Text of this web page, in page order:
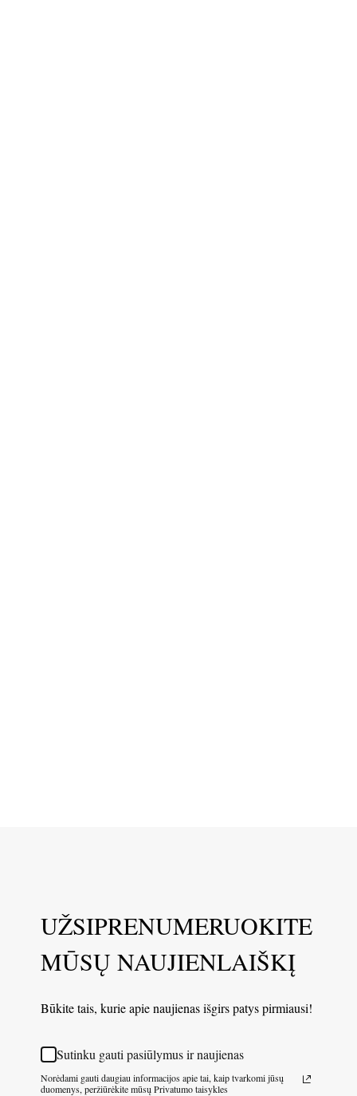
UŽSIPRENUMERUOKITE
MŪSŲ NAUJIENLAIŠKĮ
Būkite tais, kurie apie naujienas išgirs patys pirmiausi!
Sutinku gauti pasiūlymus ir naujienas
Norėdami gauti daugiau informacijos apie tai, kaip tvarkomi jūsų
duomenys, peržiūrėkite mūsų Privatumo taisykles